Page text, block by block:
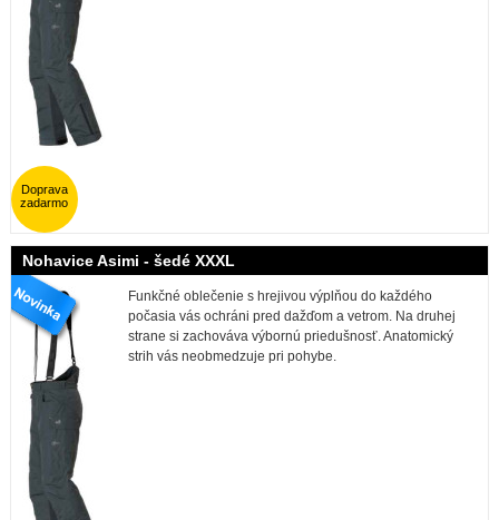
Doprava
zadarmo
Nohavice Asimi - šedé XXXL
Funkčné oblečenie s hrejivou výplňou do každého
počasia vás ochráni pred dažďom a vetrom. Na druhej
strane si zachováva výbornú priedušnosť. Anatomický
strih vás neobmedzuje pri pohybe.